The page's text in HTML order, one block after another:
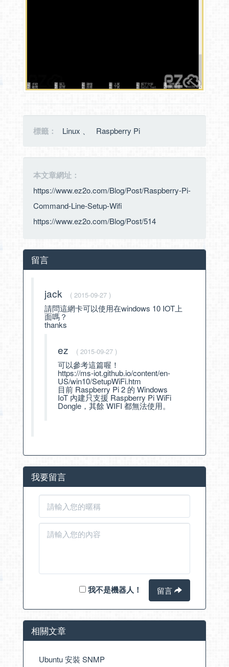
標籤： Linux 、 Raspberry Pi
本文章網址：
https://www.ez2o.com/Blog/Post/Raspberry-Pi-
Command-Line-Setup-Wifi
https://www.ez2o.com/Blog/Post/514
留言
jack ( 2015-09-27 )
請問這網卡可以使用在windows 10 IOT上
面嗎？
thanks
ez ( 2015-09-27 )
可以參考這篇喔！
https://ms-iot.github.io/content/en-
US/win10/SetupWiFi.htm
目前 Raspberry Pi 2 的 Windows
IoT 內建只支援 Raspberry Pi WiFi
Dongle，其餘 WIFI 都無法使用。
我要留言
我不是機器人！ 留言
相關文章
Ubuntu 安裝 SNMP